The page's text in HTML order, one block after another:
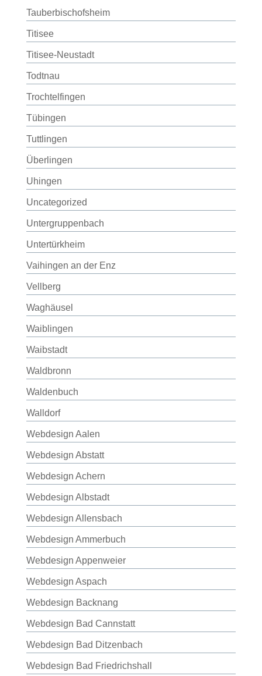
Tauberbischofsheim
Titisee
Titisee-Neustadt
Todtnau
Trochtelfingen
Tübingen
Tuttlingen
Überlingen
Uhingen
Uncategorized
Untergruppenbach
Untertürkheim
Vaihingen an der Enz
Vellberg
Waghäusel
Waiblingen
Waibstadt
Waldbronn
Waldenbuch
Walldorf
Webdesign Aalen
Webdesign Abstatt
Webdesign Achern
Webdesign Albstadt
Webdesign Allensbach
Webdesign Ammerbuch
Webdesign Appenweier
Webdesign Aspach
Webdesign Backnang
Webdesign Bad Cannstatt
Webdesign Bad Ditzenbach
Webdesign Bad Friedrichshall